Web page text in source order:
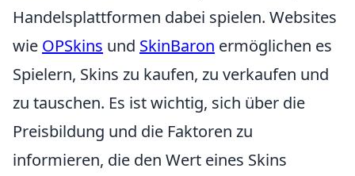
Handelsplattformen dabei spielen. Websites
wie OPSkins und SkinBaron ermöglichen es
Spielern, Skins zu kaufen, zu verkaufen und
zu tauschen. Es ist wichtig, sich über die
Preisbildung und die Faktoren zu
informieren, die den Wert eines Skins